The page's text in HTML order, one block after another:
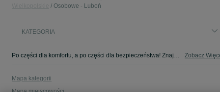
Osobowe - Luboń
KATEGORIA
Po części dla komfortu, a po części dla bezpieczeństwa! Znajdź coś dla swojego auta w kategorii Osobowe na OLX - Luboń i okolice! Zobacz
Mapa kategorii
Mapa miejscowości